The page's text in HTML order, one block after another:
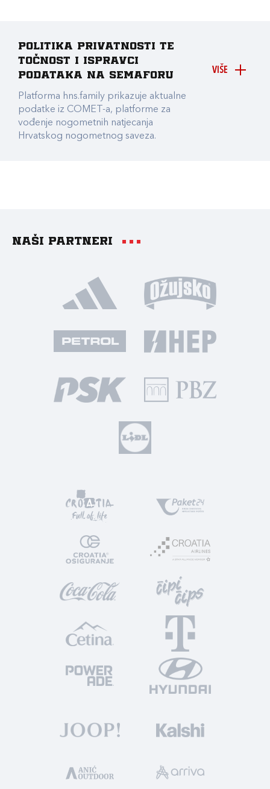
VIŠE
Politika privatnosti te
točnost i ispravci
podataka na Semaforu
Platforma hns.family prikazuje aktualne
podatke iz COMET-a, platforme za
vođenje nogometnih natjecanja
Hrvatskog nogometnog saveza.
Naši partneri